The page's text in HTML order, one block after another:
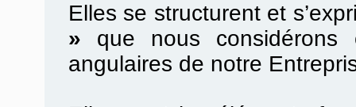
Elles se structurent et
» que nous considérons
angulaires de notre